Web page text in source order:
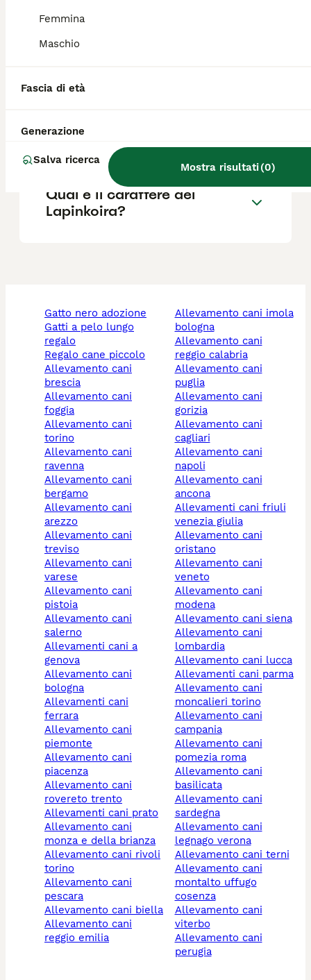
Femmina
Maschio
Fascia di età
Generazione
Salva ricerca
Mostra risultati(0)
Lapinkoira perde pelo?
Dove posso trovare cuccioli
di Lapinkoira in vendita?
Qual è il carattere del
Lapinkoira?
gatto nero adozione
gatti a pelo lungo
regalo
regalo cane piccolo
allevamento cani
brescia
allevamento cani
foggia
allevamento cani
torino
allevamento cani
ravenna
allevamento cani
bergamo
allevamento cani
arezzo
allevamento cani
treviso
allevamento cani
varese
allevamento cani
pistoia
allevamento cani
salerno
allevamenti cani a
genova
allevamento cani
bologna
allevamenti cani
ferrara
allevamento cani
piemonte
allevamento cani
piacenza
allevamento cani
rovereto trento
allevamenti cani prato
allevamento cani
monza e della brianza
allevamento cani rivoli
torino
allevamento cani
pescara
allevamento cani biella
allevamento cani
reggio emilia
allevamento cani imola
bologna
allevamento cani
reggio calabria
allevamento cani
puglia
allevamento cani
gorizia
allevamento cani
cagliari
allevamento cani
napoli
allevamento cani
ancona
allevamenti cani friuli
venezia giulia
allevamento cani
oristano
allevamento cani
veneto
allevamento cani
modena
allevamento cani siena
allevamento cani
lombardia
allevamento cani lucca
allevamenti cani parma
allevamento cani
moncalieri torino
allevamento cani
campania
allevamento cani
pomezia roma
allevamento cani
basilicata
allevamento cani
sardegna
allevamento cani
legnago verona
allevamento cani terni
allevamento cani
montalto uffugo
cosenza
allevamento cani
viterbo
allevamento cani
perugia